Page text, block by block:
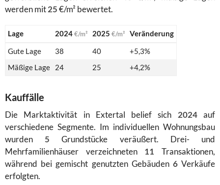
werden mit25€/m² bewertet.
Lage 2024€/m² 2025 €/m²
Veränderung
Gute Lage
38 40
+5,3%
Mäßige Lage
24 25 +4,2%
Kauffälle
Die Marktaktivität in Extertal belief sich 2024auf
verschiedene Segmente. Im individuellen Wohnungsbau
wurden5 Grundstücke veräußert. Drei- und
Mehrfamilienhäuser verzeichneten 11 Transaktionen,
während bei gemischt genutzten Gebäuden 6Verkäufe
erfolgten.